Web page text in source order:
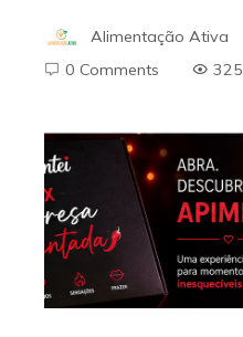
Alimentação Ativa
0 Comments
325